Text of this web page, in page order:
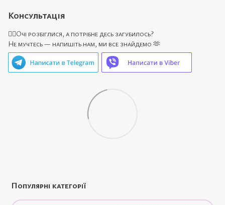
Консультація
🙋‍♀️Очі розбіглися, а потрібне десь загубилось?
Не мучтесь — напишіть нам, ми все знайдемо 🫶
Популярні категорії